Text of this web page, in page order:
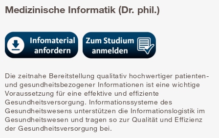
Medizinische Informatik (Dr. phil.)
Die zeitnahe Bereitstellung qualitativ hochwertiger patienten-
und gesundheitsbezogener Informationen ist eine wichtige
Voraussetzung für eine effektive und effiziente
Gesundheitsversorgung. Informationssysteme des
Gesundheitswesens unterstützen die Informationslogistik im
Gesundheitswesen und tragen so zur Qualität und Effizienz
der Gesundheitsversorgung bei.